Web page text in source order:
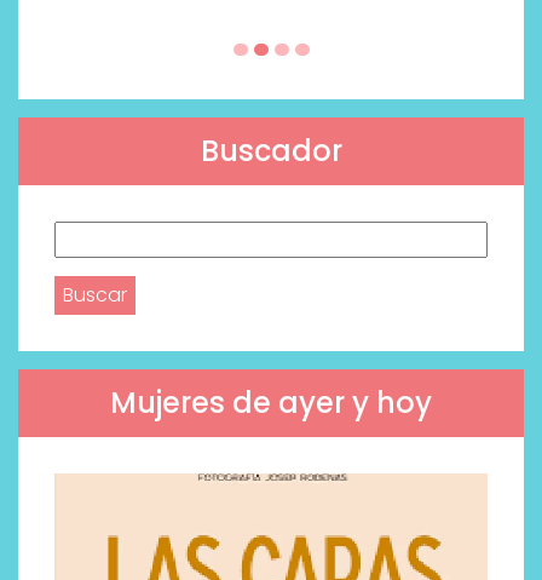
Buscador
Mujeres de ayer y hoy